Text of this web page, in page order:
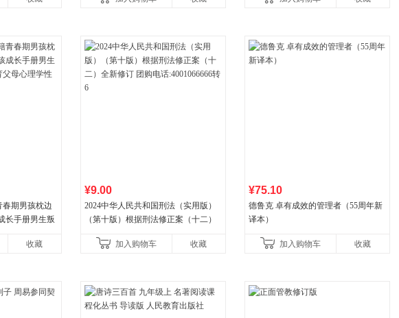
期男孩枕边
长手册男生叛
收藏
¥9.00
2024中华人民共和国刑法（实用版）
（第十版）根据刑法修正案（十二）
加入购物车
收藏
¥75.10
德鲁克 卓有成效的管理者（55周年新
译本）
加入购物车 收藏